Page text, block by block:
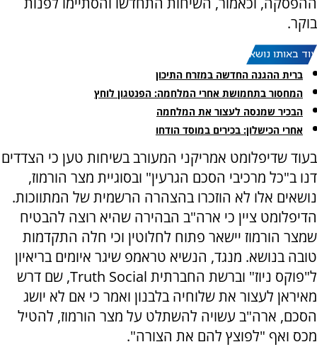
בוקר.
עוד באותו נושא:
ברית ההגנה החדשה במזרח התיכון
המחסור בתחמושת אחרי המלחמה: הפנטגון לוחץ
הבכיר שמנסה לעצור את המלחמה
אחרי הכישלון: בכירים במוסד הודחו
בעוד שדיפלומט אמריקני המעורב בשיחות טען כי הצדדים
דנו ב"כל מרכיבי הסכם הגרעין" ובסוגיית מצר הורמוז,
נושאים אלו לא הוזכרו בהצהרה הרשמית של המתווכות.
הדיפלומט ציין כי ארה"ב הבהירה שהיא רוצה להבטיח
שמצר הורמוז יישאר פתוח לחלוטין וכי חלה התקדמות
טובה בנושא. מנגד, הנשיא טראמפ שיגר איומים בריאיון
ל"פוקס ניוז" וברשת החברתית Truth Social, שם דרש
מאיראן לעצור את שלוחיה בלבנון ואמר כי אם לא יושג
הסכם, ארה"ב עשויה להשתלט על מצר הורמוז, להטיל
מכס ואף "לפוצץ להם את הצורה".